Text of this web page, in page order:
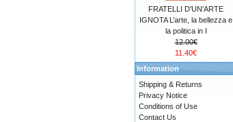
FRATELLI D'UN'ARTE
IGNOTA L’arte, la bellezza e
la politica in I
12.00€
11.40€
Information
Shipping & Returns
Privacy Notice
Conditions of Use
Contact Us